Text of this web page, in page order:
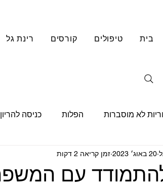
בית טיפולים קורסים רינת גל
לא מוסברות הפלות כניסה
וכוחות כאבים כרוניים
עם
20 באוג׳ 2023 זמן קריאה 2 דקות